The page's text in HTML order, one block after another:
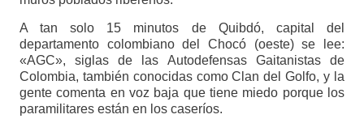
A tan solo 15 minutos de Quibdó, capital del
departamento colombiano del Chocó (oeste) se lee:
«AGC», siglas de las Autodefensas Gaitanistas de
Colombia, también conocidas como Clan del Golfo, y la
gente comenta en voz baja que tiene miedo porque los
paramilitares están en los caseríos.